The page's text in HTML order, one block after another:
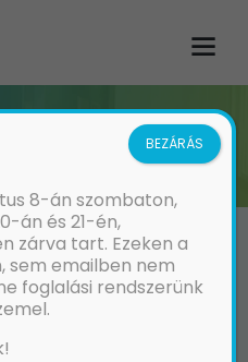
nem egy konkrét
jelentkező térd körüli
8-án szombaton,
án és 21-én,
zárva tart. Ezeken a
sem emailben nem
foglalási rendszerünk
BEZÁRÁS